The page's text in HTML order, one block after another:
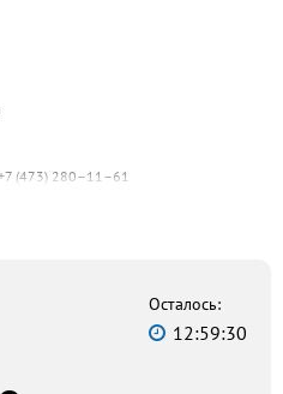
+7 (473) 280–11–61
274–72–79 Осталось:
12:59:29